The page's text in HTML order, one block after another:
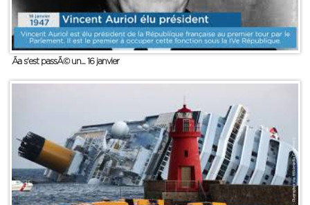
Ãa s'est passÃ© un... 16 janvier